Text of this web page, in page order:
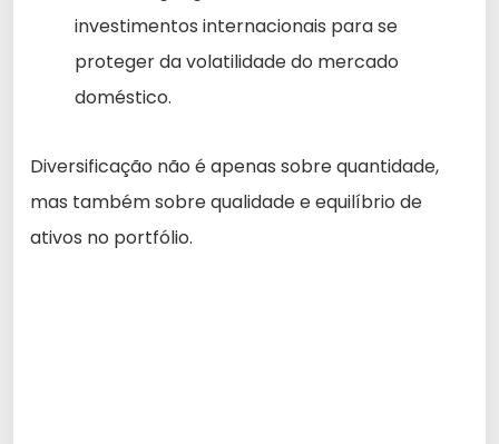
investimentos internacionais para se
proteger da volatilidade do mercado
doméstico.
Diversificação não é apenas sobre quantidade,
mas também sobre qualidade e equilíbrio de
ativos no portfólio.